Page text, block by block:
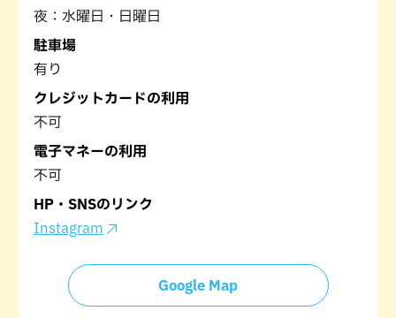
夜：水曜日・日曜日
駐車場
有り
クレジットカードの利用
不可
電子マネーの利用
不可
HP・SNSのリンク
Instagram
Google Map